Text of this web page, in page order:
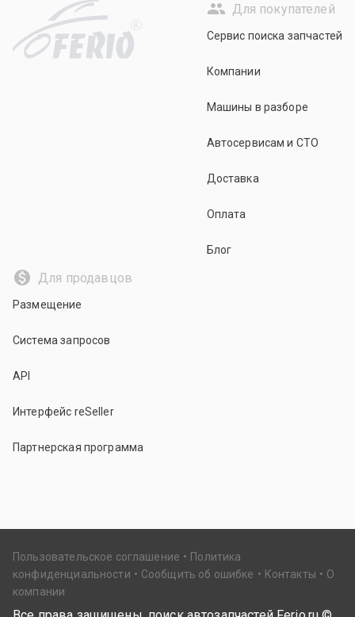
R
Для покупателей
Сервис поиска запчастей
Компании
Машины в разборе
Автосервисам и СТО
Доставка
Оплата
Блог
Для продавцов
Размещение
Система запросов
API
Интерфейс reSeller
Партнерская программа
Пользовательское соглашение
Политика
конфиденциальности
Сообщить об ошибке Контакты
О
компании